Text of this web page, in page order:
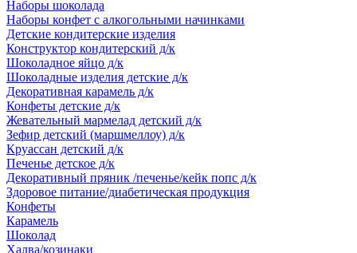
Наборы шоколада
Наборы конфет с алкогольными начинками
Детские кондитерские изделия
Конструктор кондитерский д/к
Шоколадное яйцо д/к
Шоколадные изделия детские д/к
Декоративная карамель д/к
Конфеты детские д/к
Жевательный мармелад детский д/к
Зефир детский (маршмеллоу) д/к
Круассан детский д/к
Печенье детское д/к
Декоративный пряник /печенье/кейк попс д/к
Здоровое питание/диабетическая продукция
Конфеты
Карамель
Шоколад
Халва/козинаки